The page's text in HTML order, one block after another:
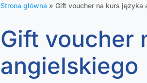
Strona główna »Gift voucher na kurs języka
Gift voucher
angielskiego